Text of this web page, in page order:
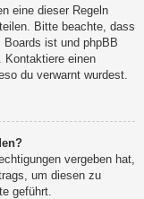
eine dieser Regeln
Bitte beachte, dass
ist und phpBB
Kontaktiere einen
du verwarnt wurdest.
vergeben hat,
um diesen zu
geführt.